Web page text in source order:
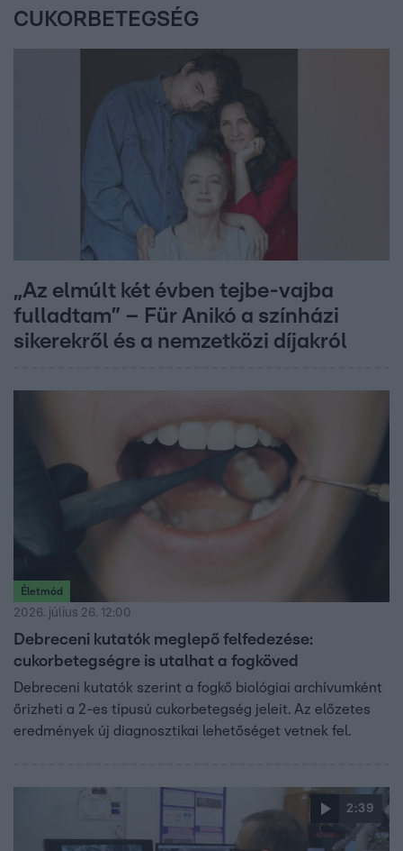
CUKORBETEGSÉG
„Az elmúlt két évben tejbe-vajba
fulladtam” – Für Anikó a színházi
sikerekről és a nemzetközi díjakról
Életmód
2026. július 26. 12:00
Debreceni kutatók meglepő felfedezése:
cukorbetegségre is utalhat a fogköved
Debreceni kutatók szerint a fogkő biológiai archívumként
őrizheti a 2-es típusú cukorbetegség jeleit. Az előzetes
eredmények új diagnosztikai lehetőséget vetnek fel.
2:39